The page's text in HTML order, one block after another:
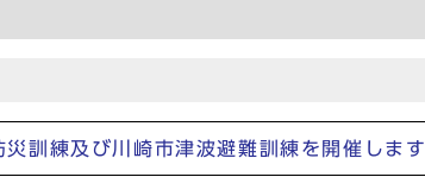
訓練及び川崎市津波避難訓練を開催します